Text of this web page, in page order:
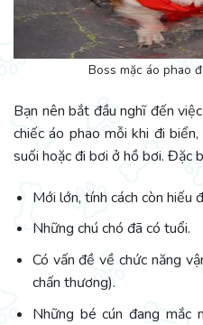
Boss mặc áo phao
Bạn nên bắt đầu nghĩ đến
chiếc áo phao mỗi khi đi
suối hoặc đi bơi ở hồ bơi. Đặc
Mới lớn, tính cách còn hiếu
Những chú chó đã có tuổi.
Có vấn đề về chức năng
chấn thương).
Những bé cún đang mắc